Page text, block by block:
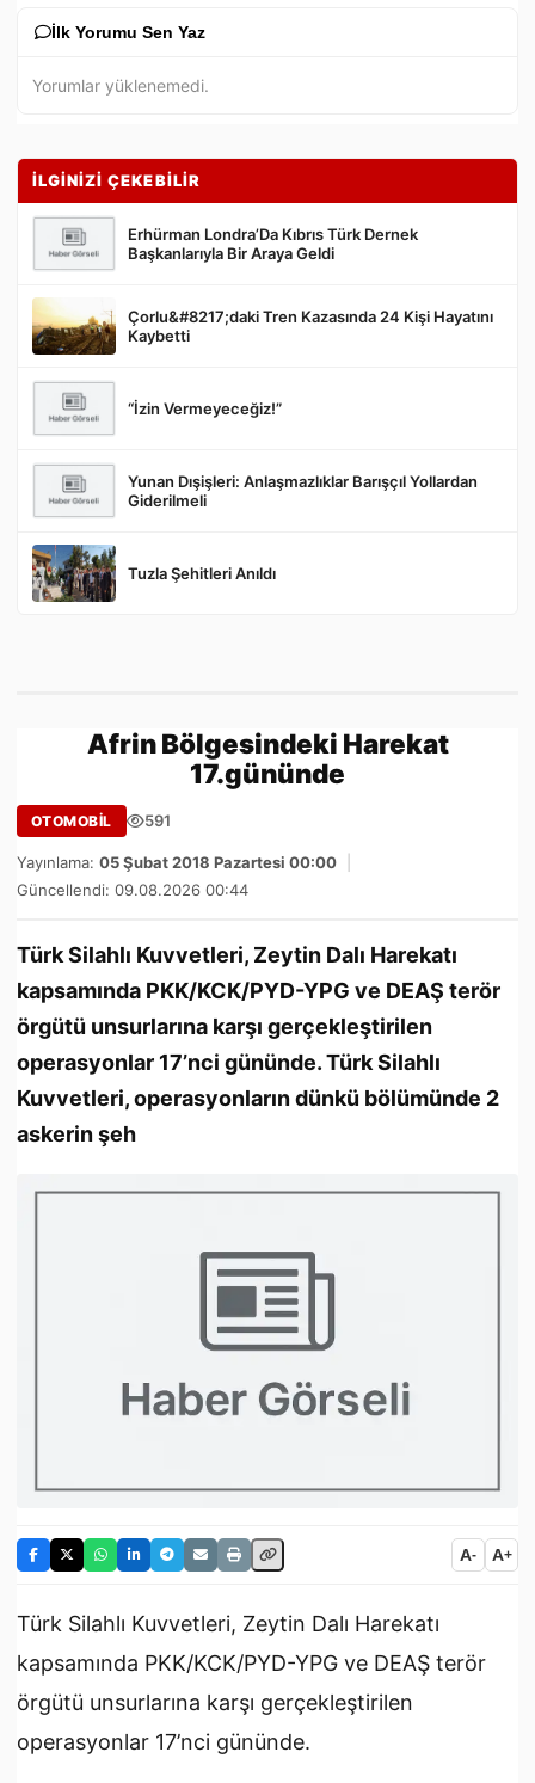
İlk Yorumu Sen Yaz
Gönder
Yorumlar yüklenemedi.
İLGİNİZİ ÇEKEBİLİR
Erhürman Londra’Da Kıbrıs Türk Dernek
Başkanlarıyla Bir Araya Geldi
Çorlu&#8217;daki Tren Kazasında 24 Kişi Hayatını
Kaybetti
“İzin Vermeyeceğiz!”
Yunan Dışişleri: Anlaşmazlıklar Barışçıl Yollardan
Giderilmeli
Tuzla Şehitleri Anıldı
Afrin Bölgesindeki Harekat
17.gününde
OTOMOBİL 591
Yayınlama: 05 Şubat 2018 Pazartesi 00:00
Güncellendi: 09.08.2026 00:44
Türk Silahlı Kuvvetleri, Zeytin Dalı Harekatı
kapsamında PKK/KCK/PYD-YPG ve DEAŞ terör
örgütü unsurlarına karşı gerçekleştirilen
operasyonlar 17’nci gününde. Türk Silahlı
Kuvvetleri, operasyonların dünkü bölümünde 2
askerin şeh
A- A+
Türk Silahlı Kuvvetleri, Zeytin Dalı Harekatı
kapsamında PKK/KCK/PYD-YPG ve DEAŞ terör
örgütü unsurlarına karşı gerçekleştirilen
operasyonlar 17’nci gününde.